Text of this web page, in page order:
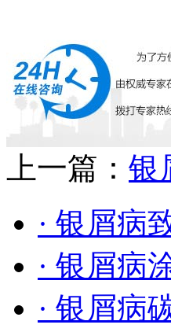
上一篇： 银
· 银屑病
· 银屑病
· 银屑病